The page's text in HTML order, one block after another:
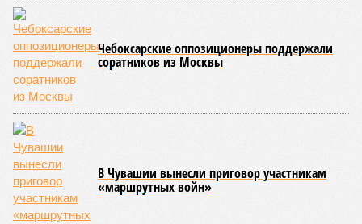
в подготовке юных атлетов и создать чёткие ориентиры
для последовательного повышения их квалификации.
Керешу представляет собой традиционное единоборство,
уходящее корнями в культуру чувашского народа. Схватка
проходит следующим образом: соперники располагаются
лицом друг к другу, при этом через пояс каждого из них
перекинуто специальное матерчатое полотенце;
удерживаясь за этот элемент экипировки, борцы вступают
в противоборство, основная задача которого заключается в
том, чтобы опрокинуть противника.
Современная версия чувашской национальной борьбы